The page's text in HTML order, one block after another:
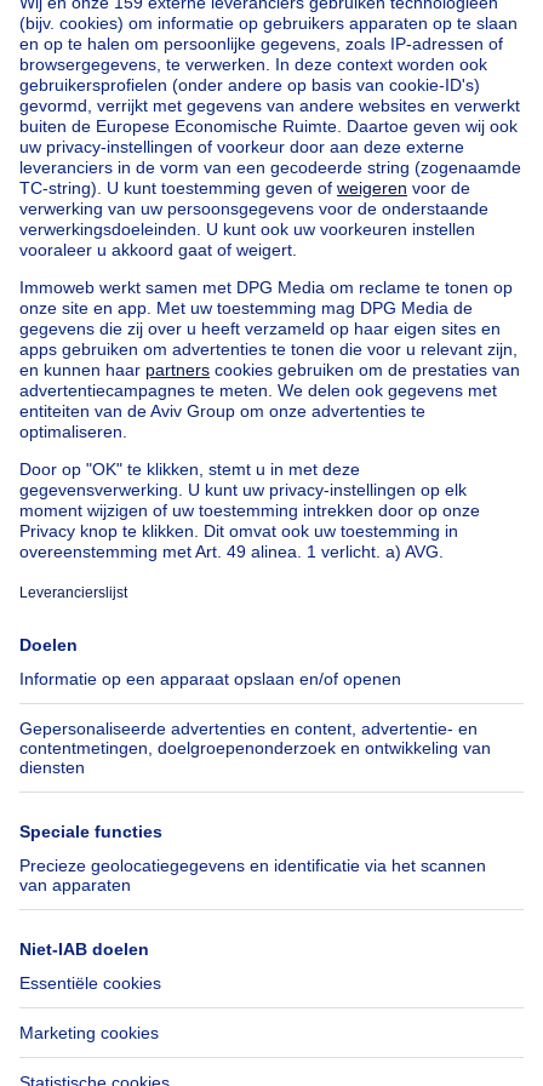
Home België
Vlaams Brabant (provincie)
Halle-Vilvoorde (arrondissement)
Kopen uw appartement in Linkebeek
Onze huizen buiten BelgiëHuis te koop Frankrijk
Huis te koop Spanje
Huis te koop Italië
Huis te koop Luxemburg
Huis te koop Nederland
Goedkoop vastgoedGoedkoop huis te koop
Goedkope appartementen te huur
Onze huurwoningen met slaapkamers
Appartement te koop met 3 slaapkamers Oostende
Huis te koop met 3 slaapkamers Stene
Huis te koop met 3 slaapkamers Deurne
Immoweb
Pers
Jobs
Axel Springer Group
SeLoger.com
Immowelt.de
Belfius
Verzekeringen
Verhuis checklist
Hulp
Veelgestelde vragen
Toegankelijkheid
Contacteer ons
Volg ons
LinkedIn
Immoweb SA © 2026 - Alle rechten voorbehouden